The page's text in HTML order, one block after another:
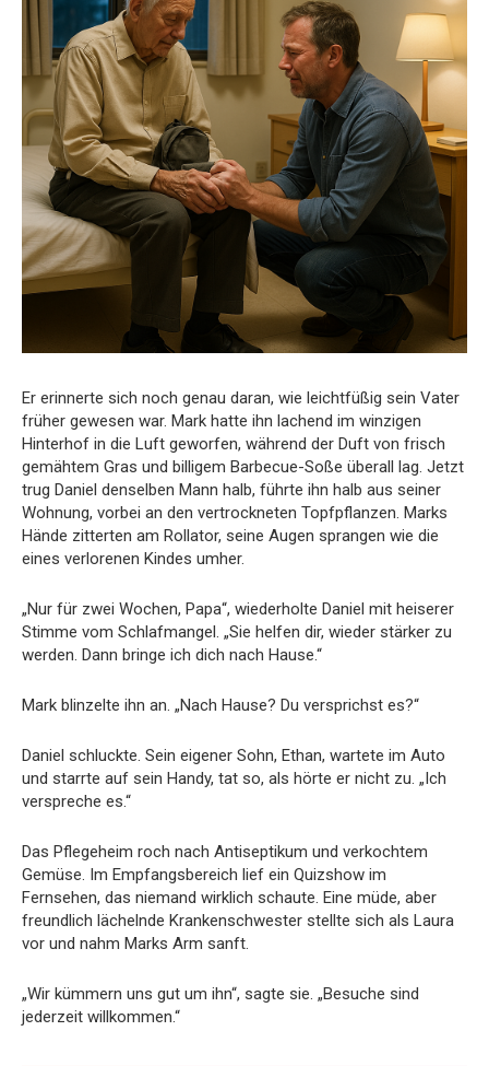
Er erinnerte sich noch genau daran, wie leichtfüßig sein Vater
früher gewesen war. Mark hatte ihn lachend im winzigen
Hinterhof in die Luft geworfen, während der Duft von frisch
gemähtem Gras und billigem Barbecue-Soße überall lag. Jetzt
trug Daniel denselben Mann halb, führte ihn halb aus seiner
Wohnung, vorbei an den vertrockneten Topfpflanzen. Marks
Hände zitterten am Rollator, seine Augen sprangen wie die
eines verlorenen Kindes umher.
„Nur für zwei Wochen, Papa“, wiederholte Daniel mit heiserer
Stimme vom Schlafmangel. „Sie helfen dir, wieder stärker zu
werden. Dann bringe ich dich nach Hause.“
Mark blinzelte ihn an. „Nach Hause? Du versprichst es?“
Daniel schluckte. Sein eigener Sohn, Ethan, wartete im Auto
und starrte auf sein Handy, tat so, als hörte er nicht zu. „Ich
verspreche es.“
Das Pflegeheim roch nach Antiseptikum und verkochtem
Gemüse. Im Empfangsbereich lief ein Quizshow im
Fernsehen, das niemand wirklich schaute. Eine müde, aber
freundlich lächelnde Krankenschwester stellte sich als Laura
vor und nahm Marks Arm sanft.
„Wir kümmern uns gut um ihn“, sagte sie. „Besuche sind
jederzeit willkommen.“